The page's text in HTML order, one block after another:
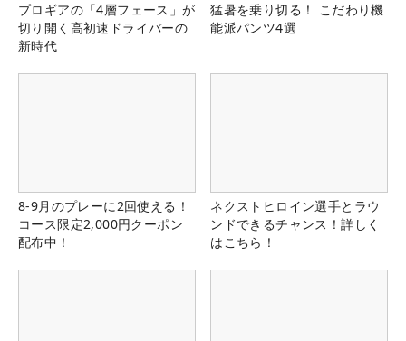
プロギアの「4層フェース」が
切り開く高初速ドライバーの
新時代
猛暑を乗り切る！ こだわり機
能派パンツ4選
8-9月のプレーに2回使える！
コース限定2,000円クーポン
配布中！
ネクストヒロイン選手とラウ
ンドできるチャンス！詳しく
はこちら！